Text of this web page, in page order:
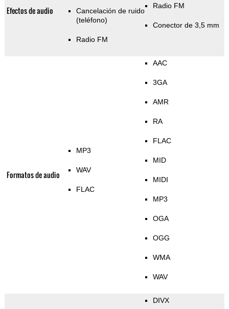
Efectos de audio
Cancelación de ruido
(teléfono)
Radio FM
Radio FM
Conector de 3,5 mm
Formatos de audio
MP3
WAV
FLAC
AAC
3GA
AMR
RA
FLAC
MID
MIDI
MP3
OGA
OGG
WMA
WAV
DIVX